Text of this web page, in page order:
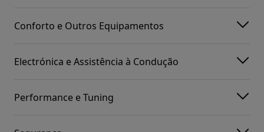
Conforto e Outros Equipamentos
Electrónica e Assistência à Condução
Performance e Tuning